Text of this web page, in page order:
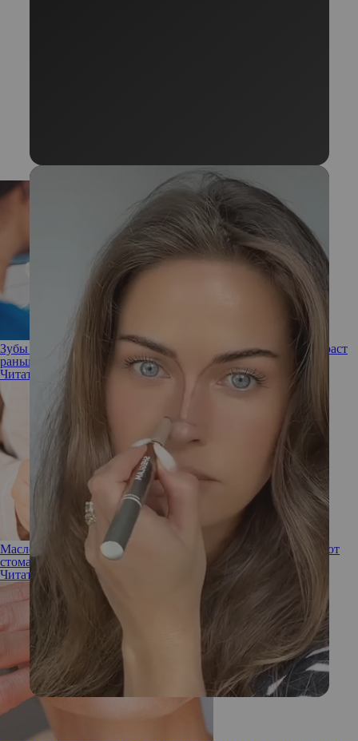
Зубы как индикатор старения: почему они выдают ваш возраст
раньше лица?
Читать полностью
Масло, уголь, LED-капы: какие тренды из соцсетей одобряют
стоматологи
Читать полностью